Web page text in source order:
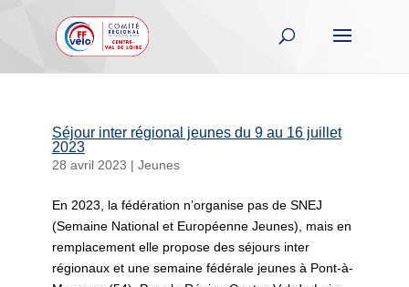
Séjour inter régional jeunes du 9 au 16 juillet
2023
28 avril 2023 | Jeunes
En 2023, la fédération n’organise pas de SNEJ
(Semaine National et Européenne Jeunes), mais en
remplacement elle propose des séjours inter
régionaux et une semaine fédérale jeunes à Pont-à-